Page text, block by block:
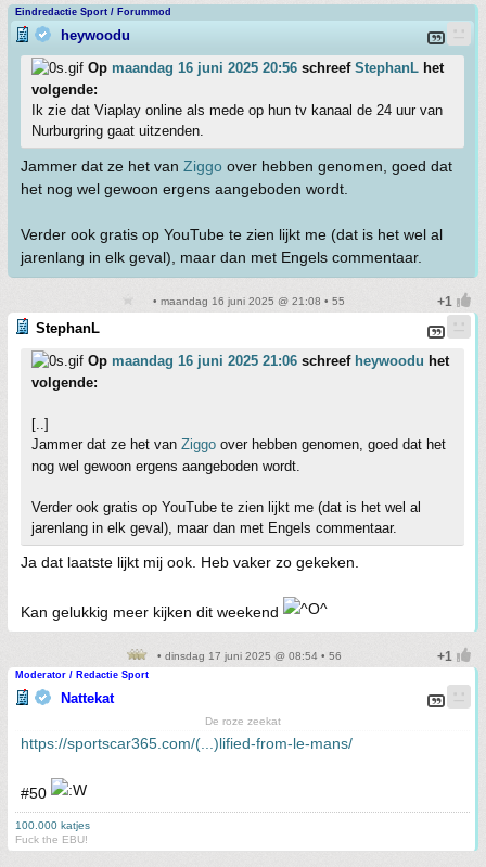
Eindredactie Sport / Forummod
heywoodu
Op maandag 16 juni 2025 20:56 schreef StephanL het
volgende:
Ik zie dat Viaplay online als mede op hun tv kanaal de 24 uur van
Nurburgring gaat uitzenden.
Jammer dat ze het van Ziggo over hebben genomen, goed dat
het nog wel gewoon ergens aangeboden wordt.
Verder ook gratis op YouTube te zien lijkt me (dat is het wel al
jarenlang in elk geval), maar dan met Engels commentaar.
• maandag 16 juni 2025 @ 21:08 • 55
StephanL
Op maandag 16 juni 2025 21:06 schreef heywoodu het
volgende:
[..]
Jammer dat ze het van Ziggo over hebben genomen, goed dat het
nog wel gewoon ergens aangeboden wordt.
Verder ook gratis op YouTube te zien lijkt me (dat is het wel al
jarenlang in elk geval), maar dan met Engels commentaar.
Ja dat laatste lijkt mij ook. Heb vaker zo gekeken.
Kan gelukkig meer kijken dit weekend
• dinsdag 17 juni 2025 @ 08:54 • 56
Moderator / Redactie Sport
Nattekat
De roze zeekat
https://sportscar365.com/(...)lified-from-le-mans/
#50
100.000 katjes
Fuck the EBU!